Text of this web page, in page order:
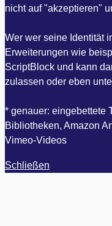
nicht auf "akzeptieren"
Wer wer seine Identität
Erweiterungen wie
ScriptBlock und kann
zulassen oder eben
* genauer: eingebettete
Bibliotheken, Amazon
Vimeo-Videos
Schließen